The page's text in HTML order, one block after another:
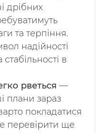
дрібних
та терпіння.
надійності
в
рветься —
плани зараз
покладатися
перевірити ще